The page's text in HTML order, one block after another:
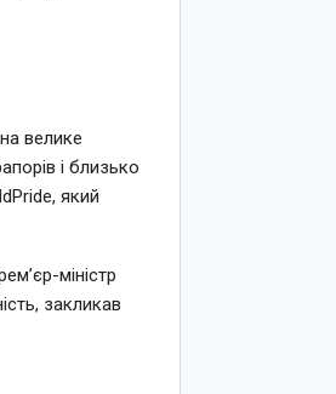
велике
і близько
який
міністр
закликав